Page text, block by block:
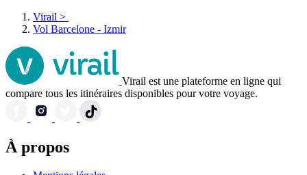
Virail >
Vol Barcelone - Izmir
Virail est une plateforme en ligne qui
compare tous les itinéraires disponibles pour votre voyage.
À propos